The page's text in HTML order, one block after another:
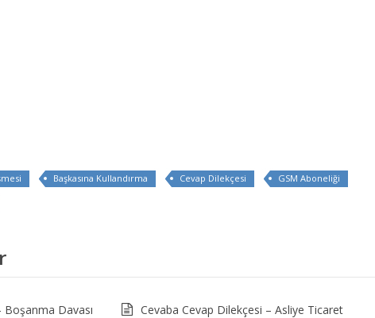
Başkasına Kullandırma Cevap Dilekçesi
GSM Aboneliği
Davası
Cevaba Cevap Dilekçesi – Asliye Ticaret